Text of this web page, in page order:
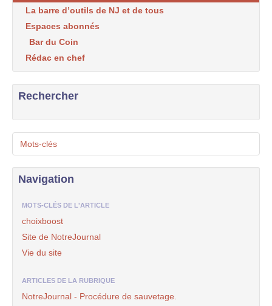
La barre d’outils de NJ et de tous
Espaces abonnés
Bar du Coin
Rédac en chef
Rechercher
Mots-clés
Navigation
MOTS-CLÉS DE L'ARTICLE
choixboost
Site de NotreJournal
Vie du site
ARTICLES DE LA RUBRIQUE
NotreJournal - Procédure de sauvetage.